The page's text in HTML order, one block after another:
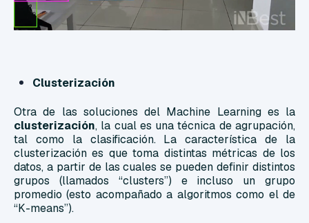
Clusterización
Otra de las soluciones del Machine Learning es la
clusterización, la cual es una técnica de agrupación,
tal como la clasificación. La característica de la
clusterización es que toma distintas métricas de los
datos, a partir de las cuales se pueden definir distintos
grupos (llamados “clusters”) e incluso un grupo
promedio (esto acompañado a algoritmos como el de
“K-means”).